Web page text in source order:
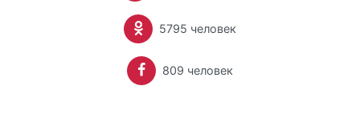
5795 человек
809 человек